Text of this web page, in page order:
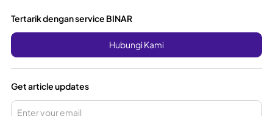
Tertarik dengan service BINAR
Hubungi Kami
Get article updates